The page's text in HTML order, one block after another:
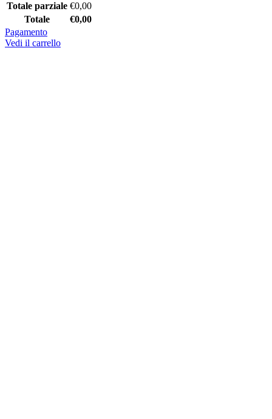
Totale parziale €0,00
Totale
€0,00
Pagamento
Vedi il carrello